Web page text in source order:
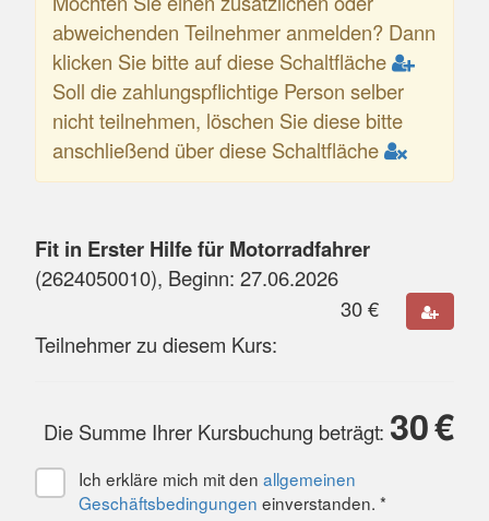
abweichenden Teilnehmer anmelden? Dann
klicken Sie bitte auf diese Schaltfläche
Soll die zahlungspflichtige Person selber
nicht teilnehmen, löschen Sie diese bitte
anschließend über diese Schaltfläche
Fit in Erster Hilfe für Motorradfahrer
(2624050010), Beginn: 27.06.2026
30€
Teilnehmer zu diesem Kurs:
Die Summe Ihrer Kursbuchung beträgt: 30€
Ich erkläre mich mit den allgemeinen
Geschäftsbedingungen einverstanden. *